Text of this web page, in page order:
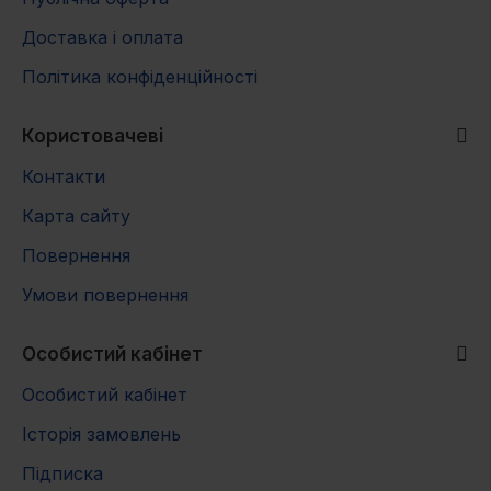
Доставка і оплата
Політика конфіденційності
Користовачеві
Контакти
Карта сайту
Повернення
Умови повернення
Особистий кабінет
Особистий кабінет
Історія замовлень
Підписка